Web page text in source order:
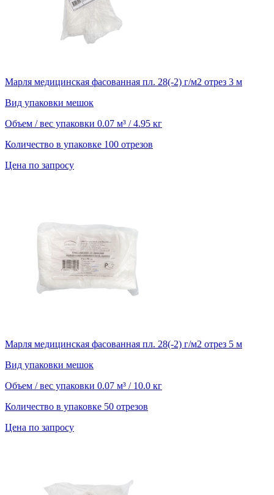
Марля медицинская фасованная пл. 28(-2) г/м2 отрез 3 м
Вид упаковки мешок
Объем / вес упаковки 0.07 м³ / 4.95 кг
Количество в упаковке 100 отрезов
Цена по запросу
Марля медицинская фасованная пл. 28(-2) г/м2 отрез 5 м
Вид упаковки мешок
Объем / вес упаковки 0.07 м³ / 10.0 кг
Количество в упаковке 50 отрезов
Цена по запросу